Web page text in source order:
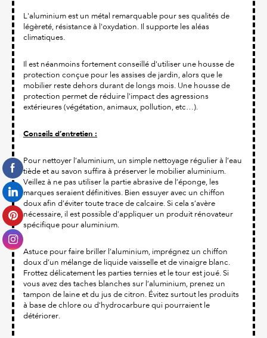
L'aluminium est un métal remarquable pour ses qualités de
légèreté, résistance à l'oxydation. Il supporte les aléas
climatiques.
Il est néanmoins fortement conseillé d'utiliser une housse de
protection conçue pour les assises de jardin, alors que le
mobilier reste dehors durant de longs mois. Une housse de
protection permet de réduire l'impact des agressions
extérieures (végétation, animaux, pollution, etc…).
Conseils d’entretien :
Pour nettoyer l’aluminium, un simple nettoyage régulier à l’eau
tiède et au savon suffira à préserver le mobilier aluminium.
Veillez à ne pas utiliser la partie abrasive de l’éponge, les
marques seraient définitives. Bien essuyer avec un chiffon
doux afin d’éviter toute trace de calcaire. Si cela s’avère
nécessaire, il est possible d’appliquer un produit rénovateur
spécifique pour aluminium.
Astuce pour faire briller l’aluminium, imprégnez un chiffon
doux d’un mélange de liquide vaisselle et de vinaigre blanc.
Frottez délicatement les parties ternies et le tour est joué. Si
vous avez des taches blanches sur l’aluminium, prenez un
tampon de laine et du jus de citron. Évitez surtout les produits
à base de chlore ou d’hydrocarbure qui pourraient le
détériorer.